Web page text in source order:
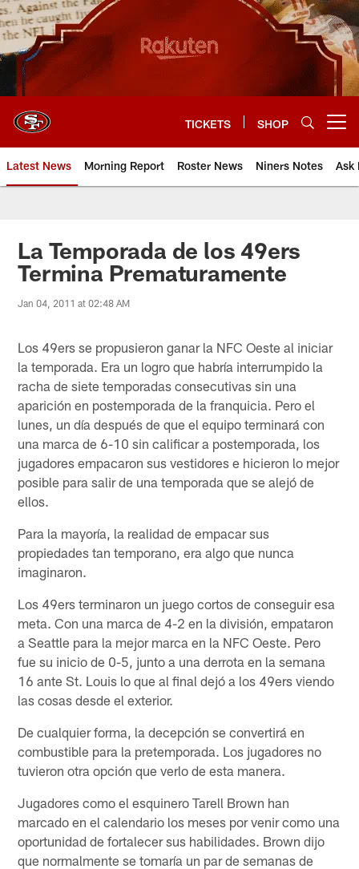
Skip
to
main
content
TICKETS SHOP
Latest News Morning Report Roster News Niners Notes Ask
La Temporada de los 49ers
Termina Prematuramente
Jan 04, 2011 at 02:48 AM
Los 49ers se propusieron ganar la NFC Oeste al iniciar
la temporada. Era un logro que habría interrumpido la
racha de siete temporadas consecutivas sin una
aparición en postemporada de la franquicia. Pero el
lunes, un día después de que el equipo terminará con
una marca de 6-10 sin calificar a postemporada, los
jugadores empacaron sus vestidores e hicieron lo mejor
posible para salir de una temporada que se alejó de
ellos.
Para la mayoría, la realidad de empacar sus
propiedades tan temporano, era algo que nunca
imaginaron.
Los 49ers terminaron un juego cortos de conseguir esa
meta. Con una marca de 4-2 en la división, empataron
a Seattle para la mejor marca en la NFC Oeste. Pero
fue su inicio de 0-5, junto a una derrota en la semana
16 ante St. Louis lo que al final dejó a los 49ers viendo
las cosas desde el exterior.
De cualquier forma, la decepción se convertirá en
combustible para la pretemporada. Los jugadores no
tuvieron otra opción que verlo de esta manera.
Jugadores como el esquinero Tarell Brown han
marcado en el calendario los meses por venir como una
oportunidad de fortalecer sus habilidades. Brown dijo
que normalmente se tomaría un par de semanas de